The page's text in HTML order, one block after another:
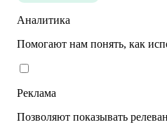
Аналитика
Помогают нам понять, как
Реклама
Позволяют показывать